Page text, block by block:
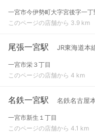
一宮市今伊勢町大字宮後字一丁
このページの店舗から 3.9 km
尾張一宮駅 JR東海道本
一宮市栄３丁目
このページの店舗から 4 km
名鉄一宮駅 名鉄名古屋
一宮市新生１丁目
このページの店舗から 4.1 km